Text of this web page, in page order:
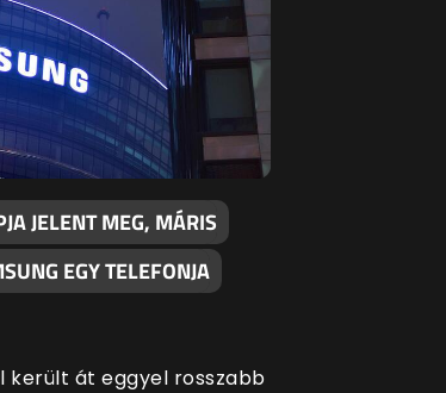
JELENT MEG, MÁRIS
EGY TELEFONJA
került át eggyel rosszabb